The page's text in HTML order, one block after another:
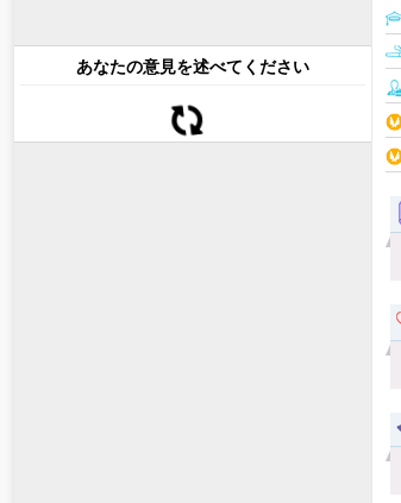
あなたの意見を述べてください